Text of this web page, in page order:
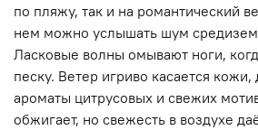
по пляжу, так и на романтический
нем можно услышать шум
Ласковые волны омывают ноги,
песку. Ветер игриво касается
ароматы цитрусовых и свежих
обжигает, но свежесть в воздухе